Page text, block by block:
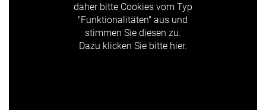
daher bitte Cookies vom Typ
"Funktionalitäten" aus und
stimmen Sie diesen zu.
Dazu klicken Sie bitte hier.